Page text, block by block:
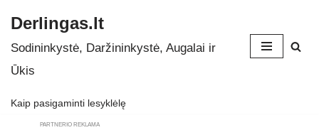
Skip
to
Derlingas.lt
Sodininkystė, Daržininkystė, Augalai ir
Ūkis
Kaip pasigaminti lesyklėlę
PARTNERIO REKLAMA